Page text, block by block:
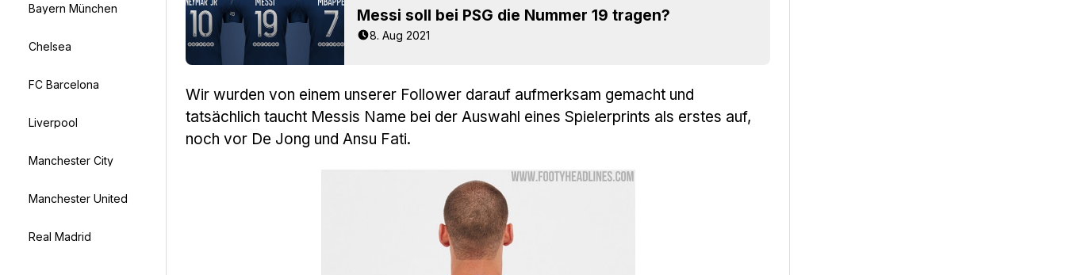
Bayern München
Chelsea
FC Barcelona
Liverpool
Manchester City
Manchester United
Real Madrid
Messi soll bei PSG die Nummer 19 tragen?
8. Aug 2021
Wir wurden von einem unserer Follower darauf aufmerksam gemacht und
tatsächlich taucht Messis Name bei der Auswahl eines Spielerprints als erstes auf,
noch vor De Jong und Ansu Fati.